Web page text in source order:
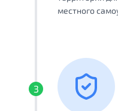
местного
3